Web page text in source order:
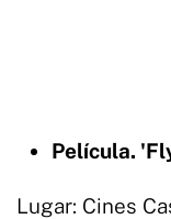
Película.
Lugar: Cines